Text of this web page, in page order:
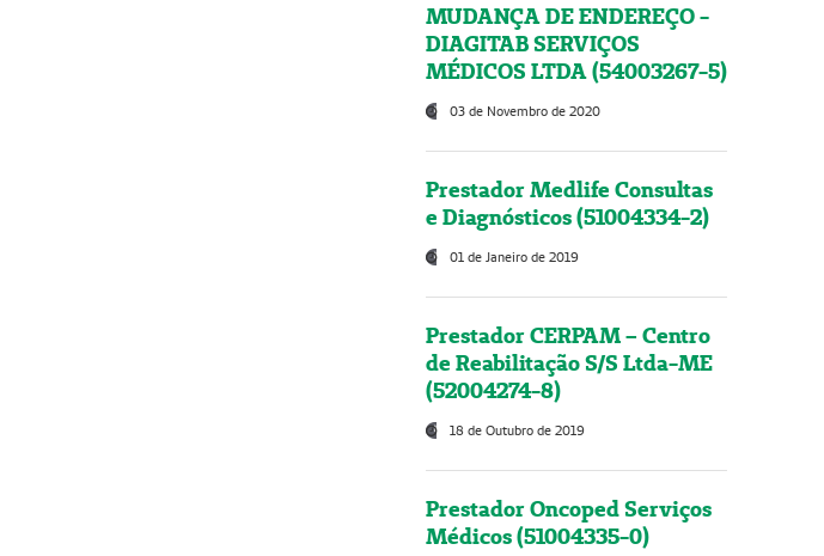
MUDANÇA DE ENDEREÇO -
DIAGITAB SERVIÇOS
MÉDICOS LTDA (54003267-5)
03 de Novembro de 2020
Prestador Medlife Consultas
e Diagnósticos (51004334-2)
01 de Janeiro de 2019
Prestador CERPAM – Centro
de Reabilitação S/S Ltda-ME
(52004274-8)
18 de Outubro de 2019
Prestador Oncoped Serviços
Médicos (51004335-0)